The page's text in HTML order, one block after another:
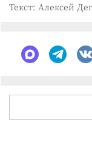
Текст: Алексей